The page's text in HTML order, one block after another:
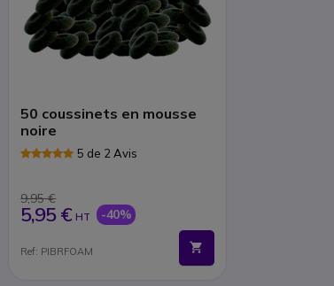
50 coussinets en mousse
noire
5 de 2 Avis
9,95 €
5,95 € HT -40%
Ref: PIBRFOAM